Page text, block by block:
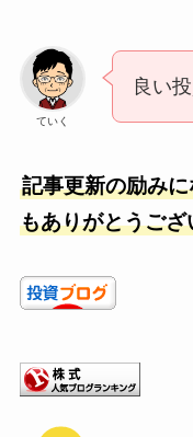
ていく
良い
記事更新の励み
もありがとうござ